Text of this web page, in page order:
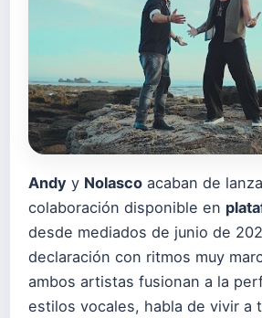
Andy y Nolasco acaban de
colaboración disponible en
desde mediados de junio de
declaración con ritmos muy
ambos artistas fusionan a la
estilos vocales, habla de vivir a